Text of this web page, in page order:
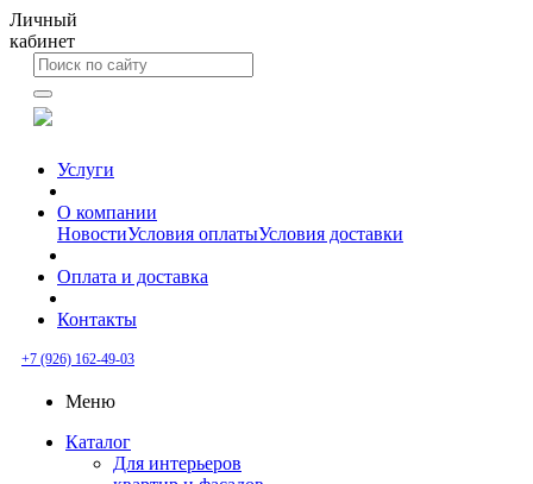
Личный
кабинет
Услуги
О компании
НовостиУсловия оплатыУсловия доставки
Оплата и доставка
Контакты
+7 (926) 162-49-03
Меню
Каталог
Для интерьеров